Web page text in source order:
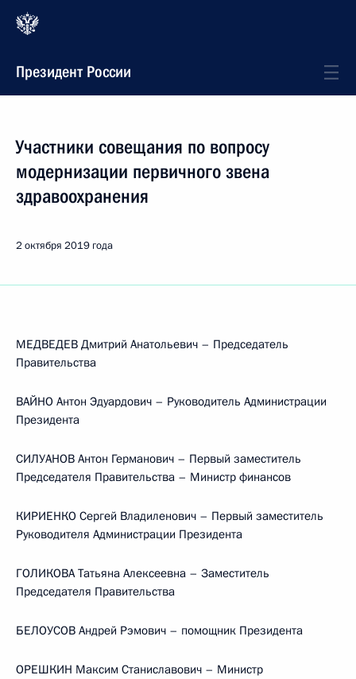
Президент России
Участники совещания по вопросу
модернизации первичного звена
здравоохранения
2 октября 2019 года
МЕДВЕДЕВ Дмитрий Анатольевич – Председатель
Правительства
ВАЙНО Антон Эдуардович – Руководитель Администрации
Президента
СИЛУАНОВ Антон Германович – Первый заместитель
Председателя Правительства – Министр финансов
КИРИЕНКО Сергей Владиленович – Первый заместитель
Руководителя Администрации Президента
ГОЛИКОВА Татьяна Алексеевна – Заместитель
Председателя Правительства
БЕЛОУСОВ Андрей Рэмович – помощник Президента
ОРЕШКИН Максим Станиславович – Министр